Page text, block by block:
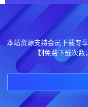
本站资源支持会员下载专
制免费下载次数